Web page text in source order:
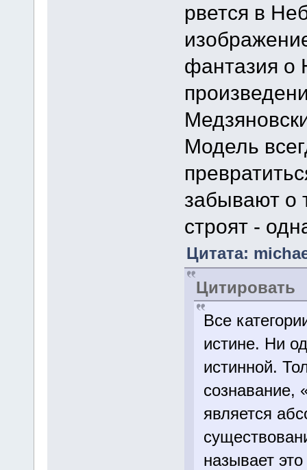
рвется в
фантазия о
Модель
забывают о
строят -
Цитата:
Цитировать
Все
истине. Ни
истинной.
сознавание,
является
называет